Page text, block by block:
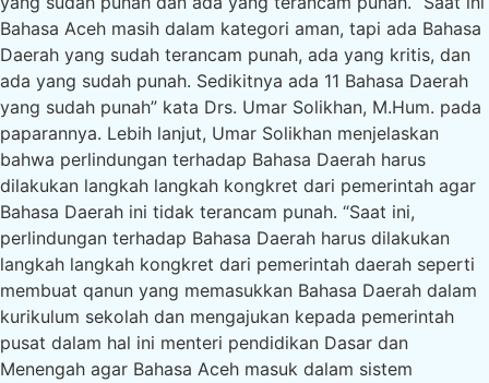
Bahasa Aceh masih dalam kategori aman, tapi ada Bahasa
Daerah yang sudah terancam punah, ada yang kritis, dan
ada yang sudah punah. Sedikitnya ada 11 Bahasa Daerah
yang sudah punah” kata Drs. Umar Solikhan, M.Hum. pada
paparannya. Lebih lanjut, Umar Solikhan menjelaskan
bahwa perlindungan terhadap Bahasa Daerah harus
dilakukan langkah langkah kongkret dari pemerintah agar
Bahasa Daerah ini tidak terancam punah. “Saat ini,
perlindungan terhadap Bahasa Daerah harus dilakukan
langkah langkah kongkret dari pemerintah daerah seperti
membuat qanun yang memasukkan Bahasa Daerah dalam
kurikulum sekolah dan mengajukan kepada pemerintah
pusat dalam hal ini menteri pendidikan Dasar dan
Menengah agar Bahasa Aceh masuk dalam sistem